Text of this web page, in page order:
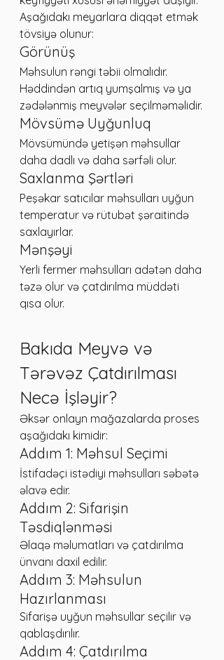
Aşağıdakı meyarlara diqqət etmək
tövsiyə olunur:
Görünüş
Məhsulun rəngi təbii olmalıdır.
Həddindən artıq yumşalmış və ya
zədələnmiş meyvələr seçilməməlidir.
Mövsümə Uyğunluq
Mövsümündə yetişən məhsullar
daha dadlı və daha sərfəli olur.
Saxlanma Şərtləri
Peşəkar satıcılar məhsulları uyğun
temperatur və rütubət şəraitində
saxlayırlar.
Mənşəyi
Yerli fermer məhsulları adətən daha
təzə olur və çatdırılma müddəti
qısa olur.
Bakıda Meyvə və
Tərəvəz Çatdırılması
Necə İşləyir?
Əksər onlayn mağazalarda proses
aşağıdakı kimidir:
Addım 1: Məhsul Seçimi
İstifadəçi istədiyi məhsulları səbətə
əlavə edir.
Addım 2: Sifarişin
Təsdiqlənməsi
Əlaqə məlumatları və çatdırılma
ünvanı daxil edilir.
Addım 3: Məhsulun
Hazırlanması
Sifarişə uyğun məhsullar seçilir və
qablaşdırılır.
Addım 4: Çatdırılma